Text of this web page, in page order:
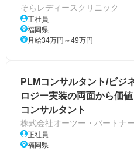
そらレディースクリニック
正社員
福岡県
月給34万円～49万円
PLMコンサルタント/ビジ
ロジー実装の両面から価
コンサルタント
株式会社オーツー・パートナ
正社員
福岡県